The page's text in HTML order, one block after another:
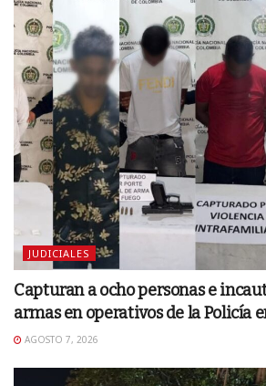
JUDICIALES
Capturan a ocho personas e
armas en operativos de la Policía
AGOSTO 7, 2026